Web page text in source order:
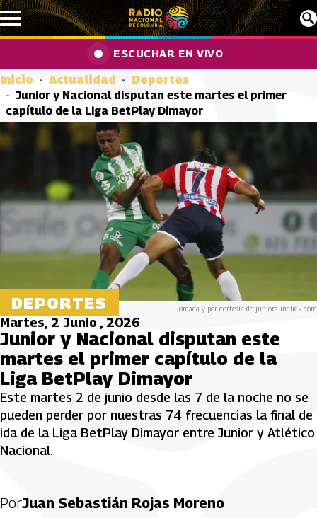
Pasar al contenido principal
ESCUCHAR EN VIVO
Inicio Actualidad
Deportes
Junior y Nacional disputan este martes el primer
capítulo de la Liga BetPlay Dimayor
DEPORTES Tomada y por cortesía de junioraunclick.com
Martes, 2 Junio , 2026
Junior y Nacional disputan este
martes el primer capítulo de la
Liga BetPlay Dimayor
Este martes 2 de junio desde las 7 de la noche no se
pueden perder por nuestras 74 frecuencias la final de
ida de la Liga BetPlay Dimayor entre Junior y Atlético
Nacional.
PorJuan Sebastián Rojas Moreno